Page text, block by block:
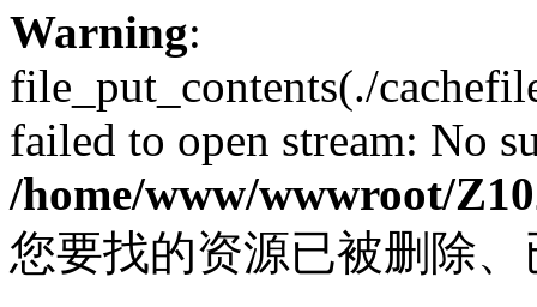
Warning:
file_put_contents(./
failed to open stream: No
/home/www/wwwroot/
您要找的资源已被删除